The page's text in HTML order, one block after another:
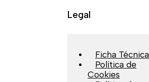
Legal
Ficha Técnica
Política de
Cookies